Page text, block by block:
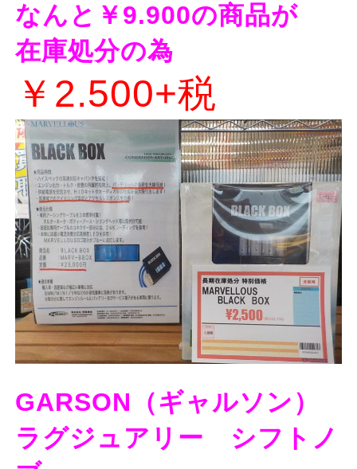
なんと￥9.900の商品が
在庫処分の為
￥2.500+税
GARSON（ギャルソン）
ラグジュアリー シフトノ